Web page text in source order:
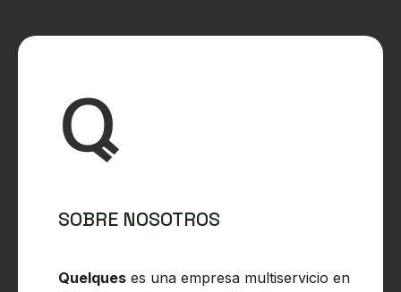
SOBRE NOSOTROS
Quelques es una empresa multiservicio en